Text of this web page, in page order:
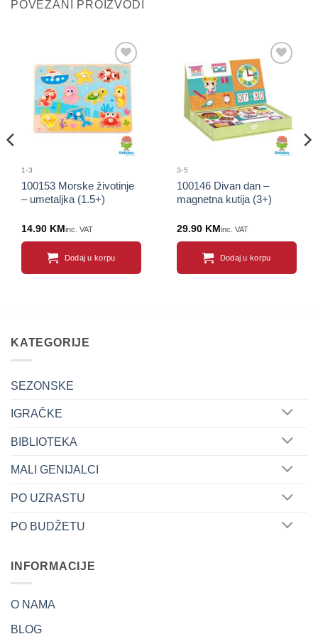
POVEZANI PROIZVODI
Sačuvaj
proizvod
1-3
100153 Morske životinje
– umetaljka (1.5+)
14.90 KMinc. VAT
Dodaj u korpu
Sačuvaj
proizvod
3-5
100146 Divan dan –
magnetna kutija (3+)
29.90 KMinc. VAT
Dodaj u korpu
KATEGORIJE
SEZONSKE
IGRAČKE
BIBLIOTEKA
MALI GENIJALCI
PO UZRASTU
PO BUDŽETU
INFORMACIJE
O NAMA
BLOG